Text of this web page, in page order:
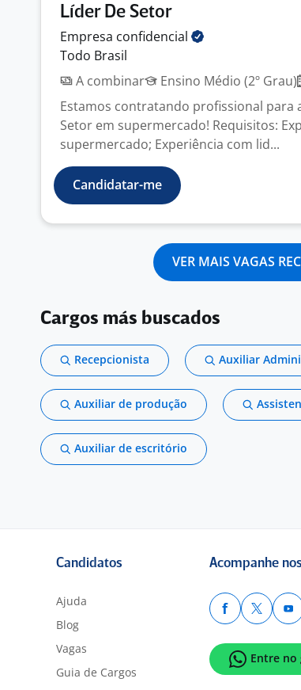
Líder De Setor
Empresa confidencial
Todo Brasil
A combinar
Ensino Médio (2º Grau)
Estamos contratando profissional para
Setor em supermercado! Requisitos:
supermercado; Experiência com lid...
Candidatar-me
VER MAIS VAGAS
Cargos más buscados
Recepcionista Auxiliar
Auxiliar de produção
Auxiliar de escritório
Candidatos
Ajuda
Blog
Vagas
Guia de Cargos
Acompanhe
Entre no